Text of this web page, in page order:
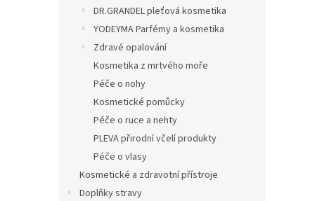
DR.GRANDEL pleťová kosmetika
YODEYMA Parfémy a kosmetika
Zdravé opalování
Kosmetika z mrtvého moře
Péče o nohy
Kosmetické pomůcky
Péče o ruce a nehty
PLEVA přirodní včelí produkty
Péče o vlasy
Kosmetické a zdravotní přístroje
Doplňky stravy